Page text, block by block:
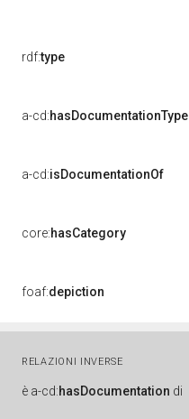
rdf:type
a-cd:hasDocumentationType
a-cd:isDocumentationOf
core:hasCategory
foaf:depiction
RELAZIONI INVERSE
è a-cd:hasDocumentation di